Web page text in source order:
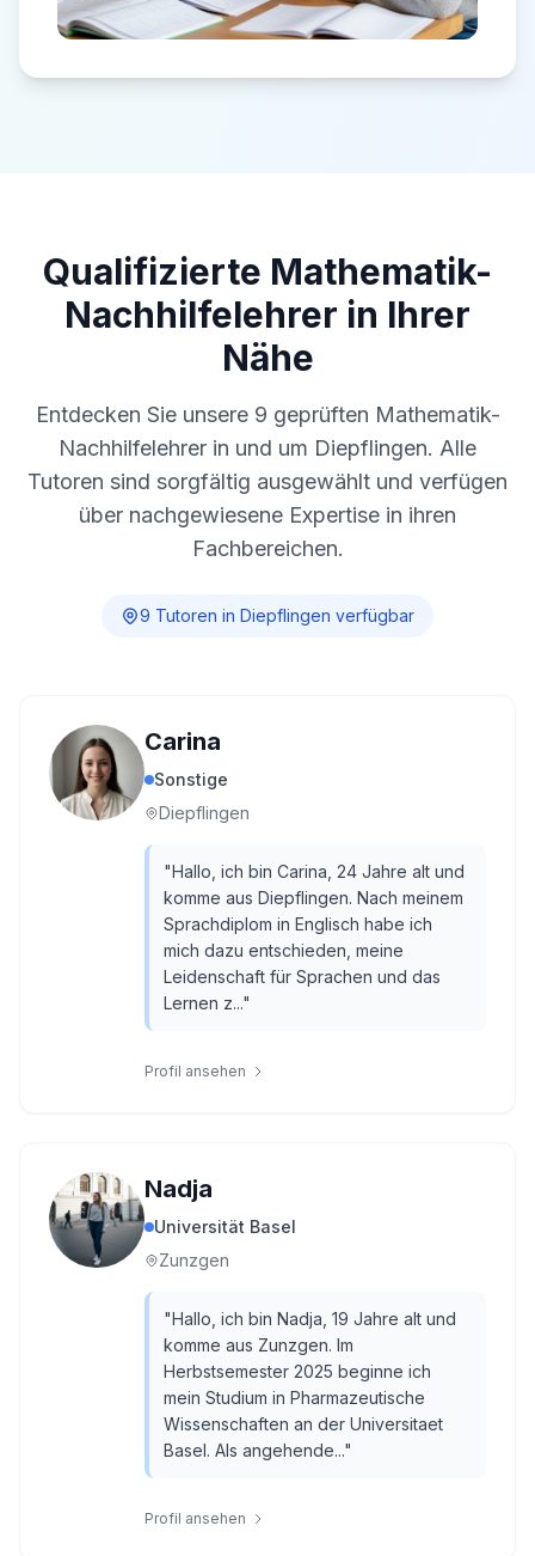
Qualifizierte Mathematik-
Nachhilfelehrer in Ihrer
Nähe
Entdecken Sie unsere 9 geprüften Mathematik-
Nachhilfelehrer in und um Diepflingen. Alle
Tutoren sind sorgfältig ausgewählt und verfügen
über nachgewiesene Expertise in ihren
Fachbereichen.
9 Tutoren in Diepflingen verfügbar
Carina
Sonstige
Diepflingen
"Hallo, ich bin Carina, 24 Jahre alt und
komme aus Diepflingen. Nach meinem
Sprachdiplom in Englisch habe ich
mich dazu entschieden, meine
Leidenschaft für Sprachen und das
Lernen z..."
Profil ansehen
Nadja
Universität Basel
Zunzgen
"Hallo, ich bin Nadja, 19 Jahre alt und
komme aus Zunzgen. Im
Herbstsemester 2025 beginne ich
mein Studium in Pharmazeutische
Wissenschaften an der Universitaet
Basel. Als angehende..."
Profil ansehen